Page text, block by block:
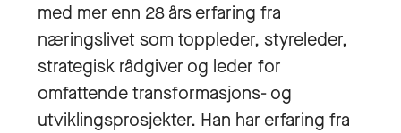
med mer enn 28 års erfaring fra
næringslivet som toppleder, styreleder,
strategisk rådgiver og leder for
omfattende transformasjons- og
utviklingsprosjekter. Han har erfaring fra